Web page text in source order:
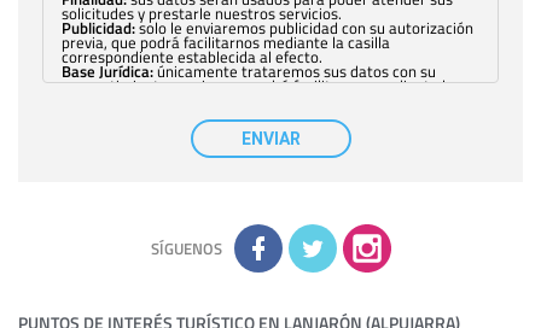
solicitudes y prestarle nuestros servicios.
Publicidad:solo le enviaremos publicidad con su autorización
previa, que podrá facilitarnos mediante la casilla
correspondiente establecida al efecto.
Base Jurídica:únicamente trataremos sus datos con su
consentimiento previo, que podrá facilitarnos mediante la
con carácter general, sólo el personal de
nuestra entidad que esté debidamente autorizado podrá
tener conocimiento de la información que le pedimos. No se
comunicarán datos a terceros.
adicional y detallada sobre cómo tratamos sus datos en la
política de privacidad
ENVIAR
SÍGUENOS
PUNTOS DE INTERÉS TURÍSTICO EN LANJARÓN (ALPUJARRA)